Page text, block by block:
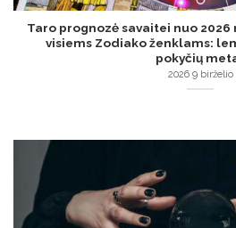
Taro prognozė savaitei nuo 2026
visiems Zodiako ženklams:
pokyčių
2026 9 birželio